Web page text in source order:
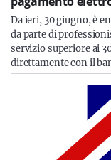
Da ieri, 30 giugno, è
da parte di
servizio superiore ai
direttamente con il